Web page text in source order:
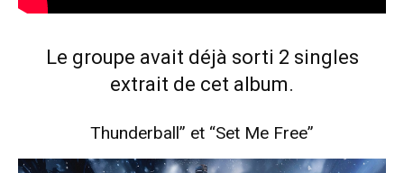
Le groupe avait déjà sorti 2 singles
extrait de cet album.
Thunderball” et “Set Me Free”